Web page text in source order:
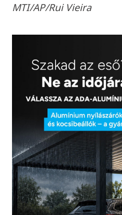
MTI/AP/Rui Vieira